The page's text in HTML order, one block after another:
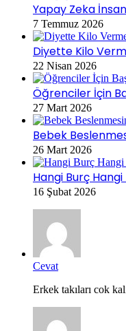
Yapay Zeka
7 Temmuz 2026
Diyette Kilo
22 Nisan 2026
Öğrenciler İçin
27 Mart 2026
Bebek
26 Mart 2026
Hangi Burç
16 Şubat 2026
Cevat
Erkek takıları cok